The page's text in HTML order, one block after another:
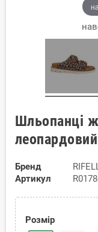
Шльопанці
Бренд
Артикул
Розмір